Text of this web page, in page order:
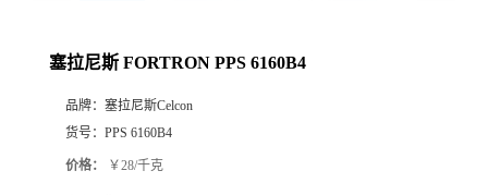
厅
塞拉尼斯 FORTRON PPS 6160B4
品牌： 塞拉尼斯Celcon
货号： PPS 6160B4
价格： ￥28/千克